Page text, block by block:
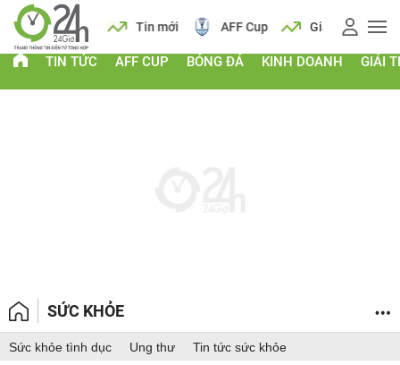
Lịch Tin mới AFF Cup Giá vàng
TIN TỨC AFF CUP BÓNG ĐÁ KINH DOANH GIẢI
SỨC KHỎE
Sức khỏe tình dục Ung thư Tin tức sức khỏe